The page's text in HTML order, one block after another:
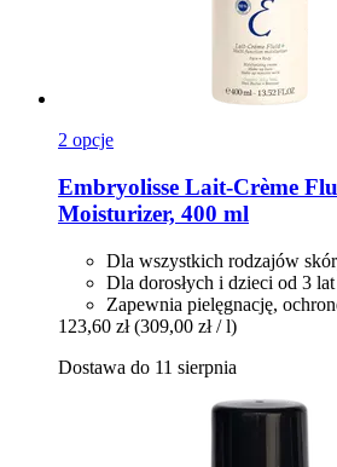
2 opcje
Embryolisse Lait-​Crème
Moisturizer, 400 ml
Dla wszystkich rodzajów
Dla dorosłych i dzieci od 3 lat
Zapewnia pielęgnację,
123,60 zł (309,00 zł / l)
Dostawa do 11 sierpnia